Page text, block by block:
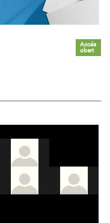
Accés
obert